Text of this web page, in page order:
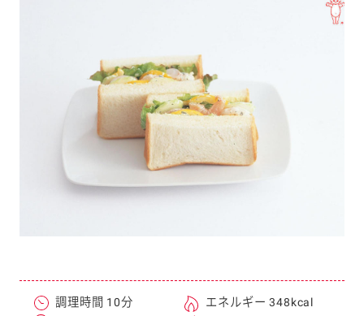
調理時間 10分
エネルギー 348kcal